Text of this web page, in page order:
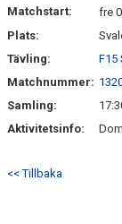
LAGETS SPONSORER
DOKUMENT
Matchstart:
fre
Plats:
Tävling:
F15
Matchnummer:
Samling:
Aktivitetsinfo:
<< Tillbaka